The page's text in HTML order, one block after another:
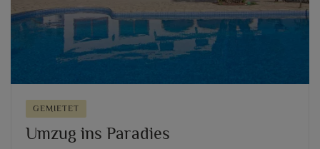
GEMIETET
Umzug ins Paradies